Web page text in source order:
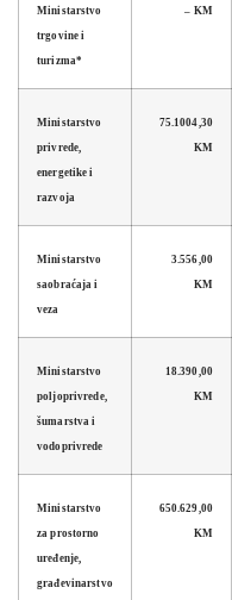
Ministarstvo
trgovine i
turizma*
– KM
Ministarstvo
privrede,
energetike i
razvoja
75.1004,30
KM
Ministarstvo
saobraćaja i
veza
3.556,00
KM
Ministarstvo
poljoprivrede,
šumarstva i
vodoprivrede
18.390,00
KM
Ministarstvo
za prostorno
uređenje,
građevinarstvo
650.629,00
KM